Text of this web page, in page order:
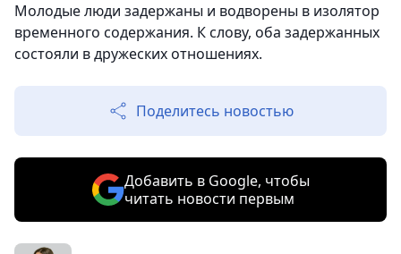
Молодые люди задержаны и водворены в изолятор
временного содержания. К слову, оба задержанных
состояли в дружеских отношениях.
Поделитесь новостью
Добавить в Google, чтобы
читать новости первым